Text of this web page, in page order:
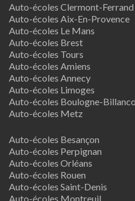
Auto-écoles Clermont-Ferrand
Auto-écoles Aix-En-Provence
Auto-écoles Le Mans
Auto-écoles Brest
Auto-écoles Tours
Auto-écoles Amiens
Auto-écoles Annecy
Auto-écoles Limoges
Auto-écoles Boulogne-
Auto-écoles Metz
Auto-écoles Besançon
Auto-écoles Perpignan
Auto-écoles Orléans
Auto-écoles Rouen
Auto-écoles Saint-Denis
Auto-écoles Montreuil